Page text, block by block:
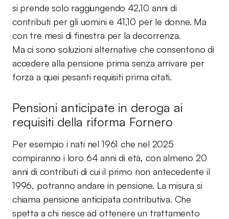
si prende solo raggiungendo 42,10 anni di
contributi per gli uomini e 41,10 per le donne. Ma
con tre mesi di finestra per la decorrenza.
Ma ci sono soluzioni alternative che consentono di
accedere alla pensione prima senza arrivare per
forza a quei pesanti requisiti prima citati.
Pensioni anticipate in deroga ai
requisiti della riforma Fornero
Per esempio i nati nel 1961 che nel 2025
compiranno i loro 64 anni di età, con almeno 20
anni di contributi di cui il primo non antecedente il
1996, potranno andare in pensione. La misura si
chiama pensione anticipata contributiva. Che
spetta a chi riesce ad ottenere un trattamento